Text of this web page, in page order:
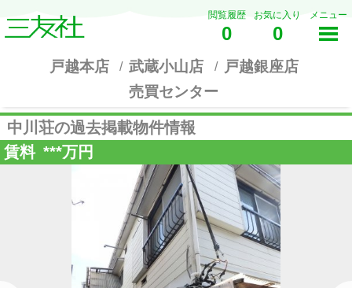
閲覧履歴
0
お気に入り
0
メニュー
戸越本店 武蔵小山店
戸越銀座店
売買センター
中川荘の過去掲載物件情報
賃料 ***万円